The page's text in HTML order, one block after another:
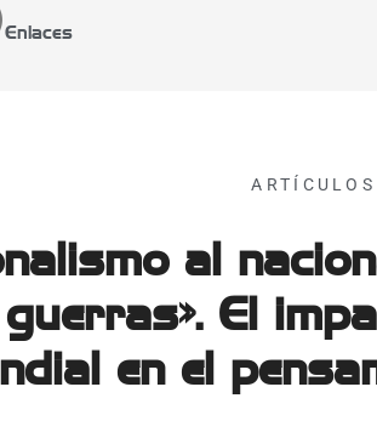
Enlaces
al
El
en el